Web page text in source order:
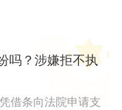
吗？涉嫌拒不执
借条向法院申请支